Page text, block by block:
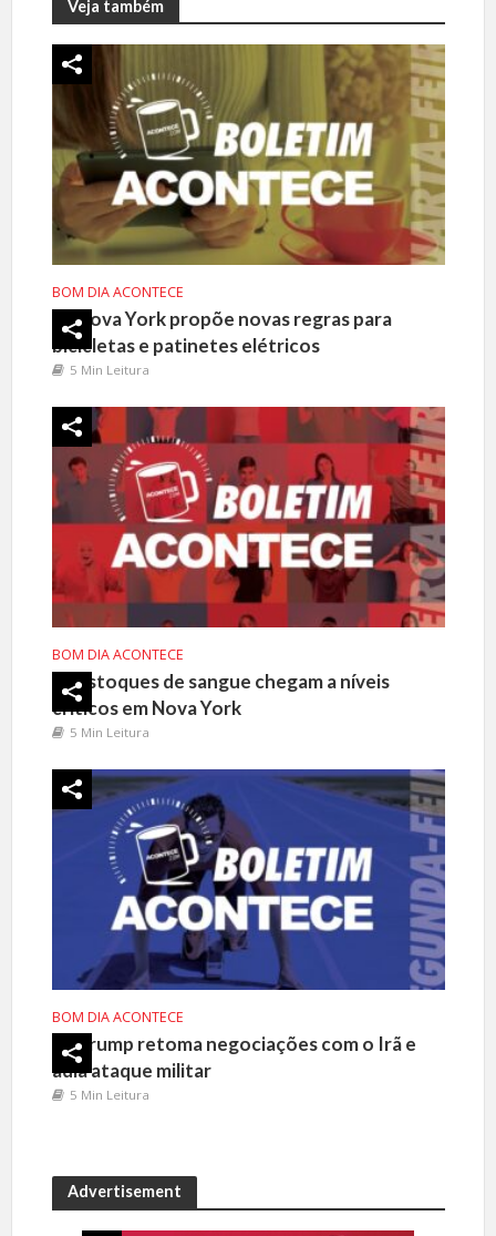
Veja também
BOM DIA ACONTECE
Nova York propõe novas regras para
bicicletas e patinetes elétricos
5 Min Leitura
BOM DIA ACONTECE
Estoques de sangue chegam a níveis
críticos em Nova York
5 Min Leitura
BOM DIA ACONTECE
Trump retoma negociações com o Irã e
adia ataque militar
5 Min Leitura
Advertisement